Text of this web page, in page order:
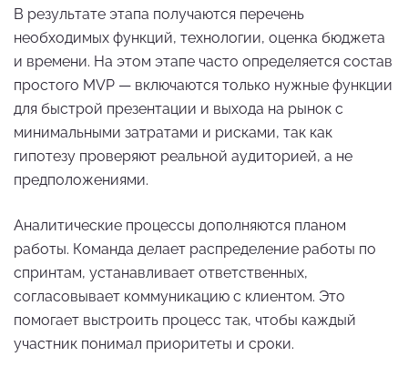
В результате этапа получаются перечень
необходимых функций, технологии, оценка бюджета
и времени. На этом этапе часто определяется состав
простого MVP — включаются только нужные функции
для быстрой презентации и выхода на рынок с
минимальными затратами и рисками, так как
гипотезу проверяют реальной аудиторией, а не
предположениями.
Аналитические процессы дополняются планом
работы. Команда делает распределение работы по
спринтам, устанавливает ответственных,
согласовывает коммуникацию с клиентом. Это
помогает выстроить процесс так, чтобы каждый
участник понимал приоритеты и сроки.